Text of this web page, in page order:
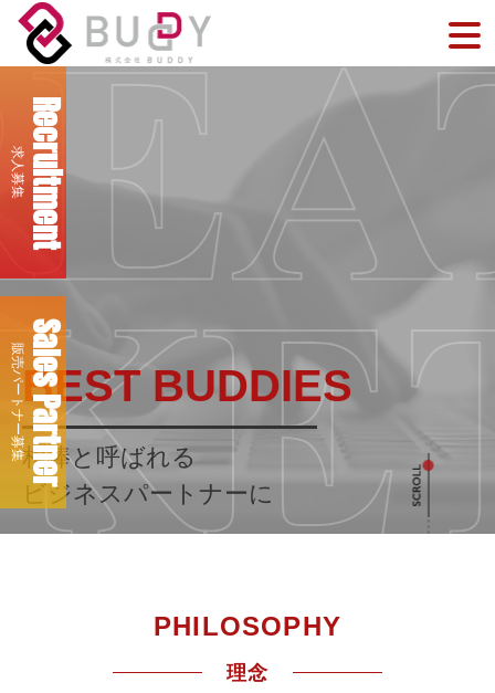
BEST BUDDIES
相棒と呼ばれる
ビジネスパートナーに
Recruitment
求人募集
Sales Partner
販売パートナー募集
PHILOSOPHY
理念